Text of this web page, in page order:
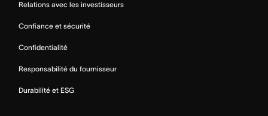
Relations avec les investisseurs
Confiance et sécurité
Confidentialité
Responsabilité du fournisseur
Durabilité et ESG